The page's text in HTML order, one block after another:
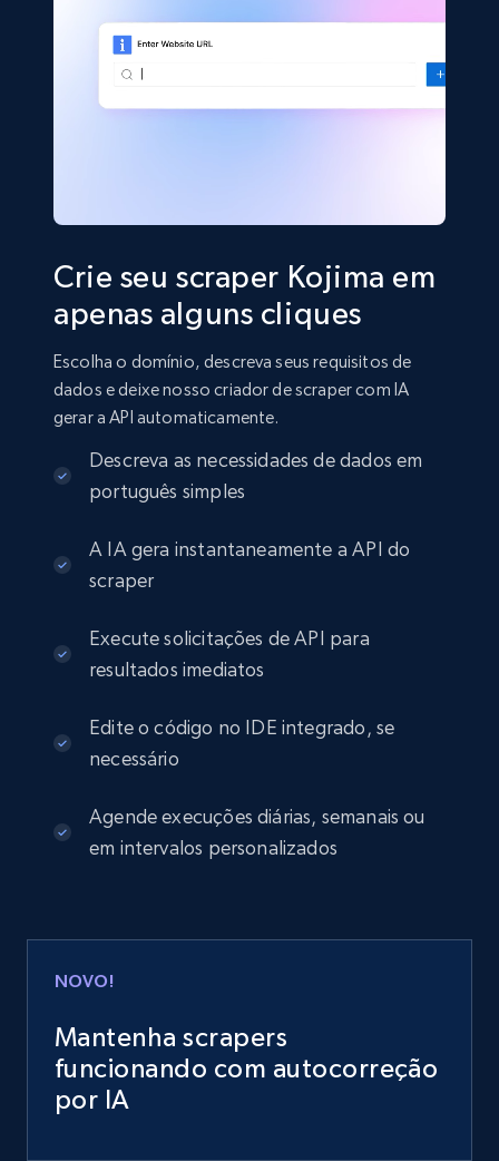
Crie seu scraper Kojima em
apenas alguns cliques
Escolha o domínio, descreva seus requisitos de
dados e deixe nosso criador de scraper com IA
gerar a API automaticamente.
Descreva as necessidades de dados em
português simples
A IA gera instantaneamente a API do
scraper
Execute solicitações de API para
resultados imediatos
Edite o código no IDE integrado, se
necessário
Agende execuções diárias, semanais ou
em intervalos personalizados
NOVO!
Mantenha scrapers
funcionando com autocorreção
por IA